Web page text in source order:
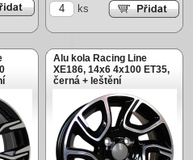
ks
Alu kola Racing Line
XE186, 14x6 4x100 ET35,
černá + leštění